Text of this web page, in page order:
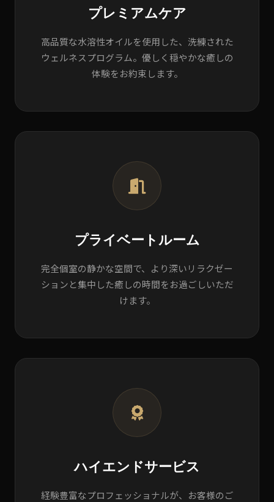
プレミアムケア
高品質な水溶性オイルを使用した、洗練された
ウェルネスプログラム。優しく穏やかな癒しの
体験をお約束します。
プライベートルーム
完全個室の静かな空間で、より深いリラクゼー
ションと集中した癒しの時間をお過ごしいただ
けます。
ハイエンドサービス
経験豊富なプロフェッショナルが、お客様のご